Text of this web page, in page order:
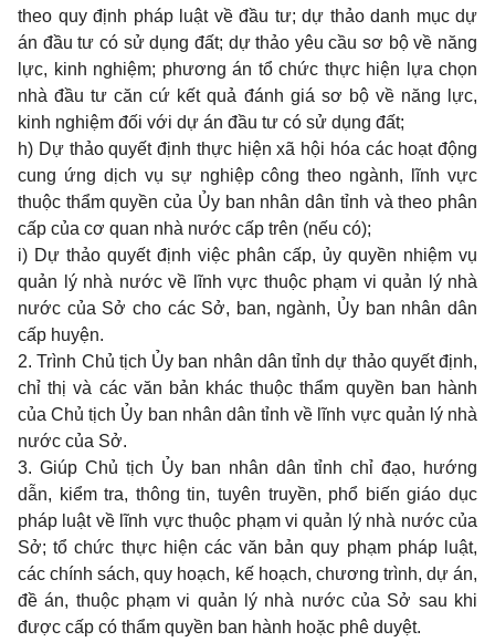
theo quy định pháp luật về đầu tư; dự thảo danh mục dự
án đầu tư có sử dụng đất; dự thảo yêu cầu sơ bộ về năng
lực, kinh nghiệm; phương án tổ chức thực hiện lựa chọn
nhà đầu tư căn cứ kết quả đánh giá sơ bộ về năng lực,
kinh nghiệm đối với dự án đầu tư có sử dụng đất;
h) Dự thảo quyết định thực hiện xã hội hóa các hoạt động
cung ứng dịch vụ sự nghiệp công theo ngành, lĩnh vực
thuộc thẩm quyền của Ủy ban nhân dân tỉnh và theo phân
cấp của cơ quan nhà nước cấp trên (nếu có);
i) Dự thảo quyết định việc phân cấp, ủy quyền nhiệm vụ
quản lý nhà nước về lĩnh vực thuộc phạm vi quản lý nhà
nước của Sở cho các Sở, ban, ngành, Ủy ban nhân dân
cấp huyện.
2. Trình Chủ tịch Ủy ban nhân dân tỉnh dự thảo quyết định,
chỉ thị và các văn bản khác thuộc thẩm quyền ban hành
của Chủ tịch Ủy ban nhân dân tỉnh về lĩnh vực quản lý nhà
nước của Sở.
3. Giúp Chủ tịch Ủy ban nhân dân tỉnh chỉ đạo, hướng
dẫn, kiểm tra, thông tin, tuyên truyền, phổ biến giáo dục
pháp luật về lĩnh vực thuộc phạm vi quản lý nhà nước của
Sở; tổ chức thực hiện các văn bản quy phạm pháp luật,
các chính sách, quy hoạch, kế hoạch, chương trình, dự án,
đề án, thuộc phạm vi quản lý nhà nước của Sở sau khi
được cấp có thẩm quyền ban hành hoặc phê duyệt.